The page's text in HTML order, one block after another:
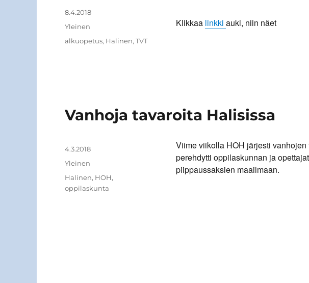
Klikkaa linkki auki, niin näet
Julkaistu
8.4.2018
Kategoriat
Yleinen
Avainsanat
alkuopetus, Halinen, TVT
Vanhoja tavaroita Halisissa
Viime viikolla HOH järjesti
perehdytti oppilaskunnan ja
piippaussaksien maailmaan.
Kirjoittaja
Julkaistu
4.3.2018
Kategoriat
Yleinen
Avainsanat
Halinen, HOH,
oppilaskunta